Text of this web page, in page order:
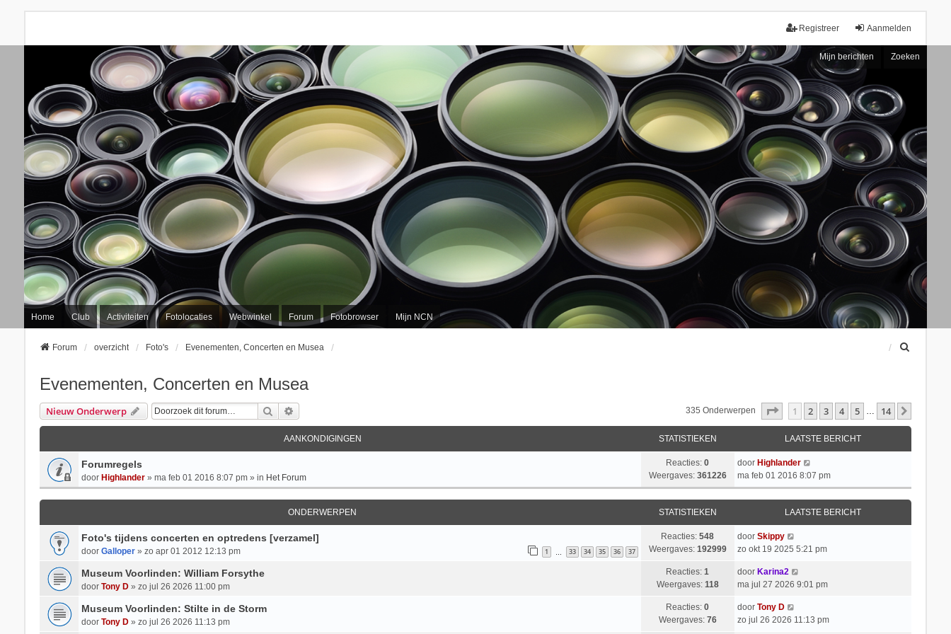
Aanmelden
Registreer
Mijn berichten Zoeken
Home Club Activiteiten Fotolocaties Webwinkel Forum Fotobrowser Mijn NCN
Forum overzicht Foto's Evenementen, Concerten en Musea
Evenementen, Concerten en Musea
Nieuw Onderwerp Zoek 335 Onderwerpen Pagina1 Van 14
1 2 3 4 5 … 14
AANKONDIGINGEN STATISTIEKEN LAATSTE BERICHT
Forumregels
door Highlander» ma feb 01 2016 8:07 pm » in Het Forum
Reacties:0
Weergaves: 361226
door Highlander
ma feb 01 2016 8:07 pm
ONDERWERPEN STATISTIEKEN LAATSTE BERICHT
Foto's tijdens concerten en optredens [verzamel]
door Galloper» zo apr 01 2012 12:13 pm 1 33 34 35 36 37
Reacties:548
Weergaves: 192999
door Skippy
zo okt 19 2025 5:21 pm
Museum Voorlinden: William Forsythe
door Tony D» zo jul 26 2026 11:00 pm
Reacties:1
Weergaves: 118
door Karina2
ma jul 27 2026 9:01 pm
Museum Voorlinden: Stilte in de Storm
door Tony D» zo jul 26 2026 11:13 pm
Reacties:0
Weergaves: 76
door Tony D
zo jul 26 2026 11:13 pm